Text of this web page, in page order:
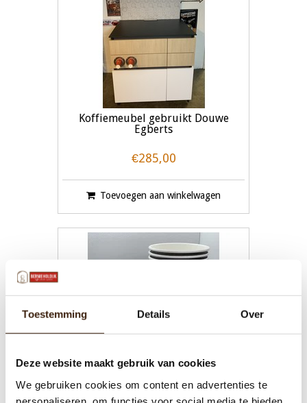
Toestemming Details Over
Deze website maakt gebruik van cookies
We gebruiken cookies om content en advertenties te
Koffiemeubel gebruikt Douwe
Egberts
€285,00
Toevoegen aan winkelwagen